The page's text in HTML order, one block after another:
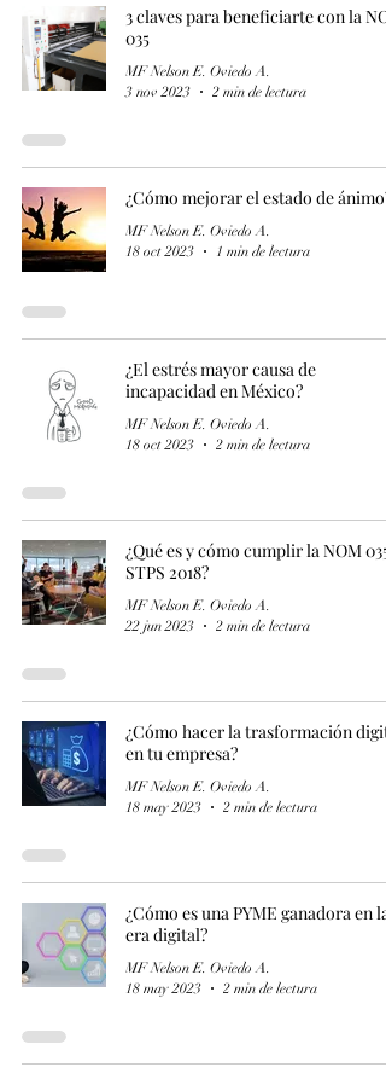
3 claves para beneficiarte con la
035
MF Nelson E. Oviedo A.
3 nov 2023
2 min de lectura
¿Cómo mejorar el estado de ánimo?
MF Nelson E. Oviedo A.
18 oct 2023
1 min de lectura
¿El estrés mayor causa de
incapacidad en México?
MF Nelson E. Oviedo A.
18 oct 2023
2 min de lectura
¿Qué es y cómo cumplir la NOM 035
STPS 2018?
MF Nelson E. Oviedo A.
22 jun 2023
2 min de lectura
¿Cómo hacer la trasformación
en tu empresa?
MF Nelson E. Oviedo A.
18 may 2023
2 min de lectura
¿Cómo es una PYME ganadora en la
era digital?
MF Nelson E. Oviedo A.
18 may 2023
2 min de lectura